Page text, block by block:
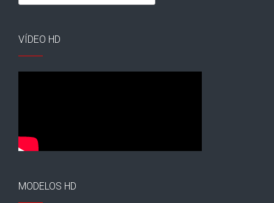
VÍDEO HD
MODELOS HD